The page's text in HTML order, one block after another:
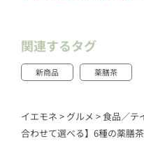
関連するタグ
新商品 薬膳茶
イエモネ > グルメ >食品／テ
合わせて選べる】6種の薬膳